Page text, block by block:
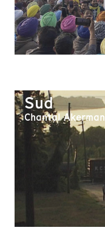
Sud
Chantal Akerman